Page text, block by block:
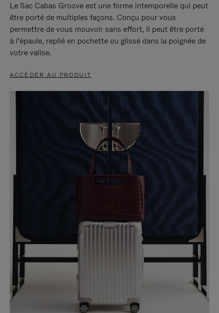
Le Sac Cabas Groove est une forme intemporelle qui peut
être porté de multiples façons. Conçu pour vous
permettre de vous mouvoir sans effort, il peut être porté
à l’épaule, replié en pochette ou glissé dans la poignée de
votre valise.
ACCÉDER AU PRODUIT